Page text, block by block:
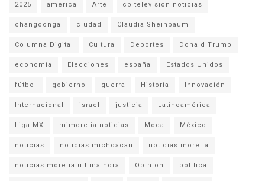
2025 america Arte cb television noticias
changoonga ciudad Claudia Sheinbaum
Columna Digital Cultura Deportes Donald Trump
economia Elecciones españa Estados Unidos
fútbol gobierno guerra Historia Innovación
Internacional israel justicia Latinoamérica
Liga MX mimorelia noticias Moda México
noticias noticias michoacan noticias morelia
noticias morelia ultima hora Opinion politica